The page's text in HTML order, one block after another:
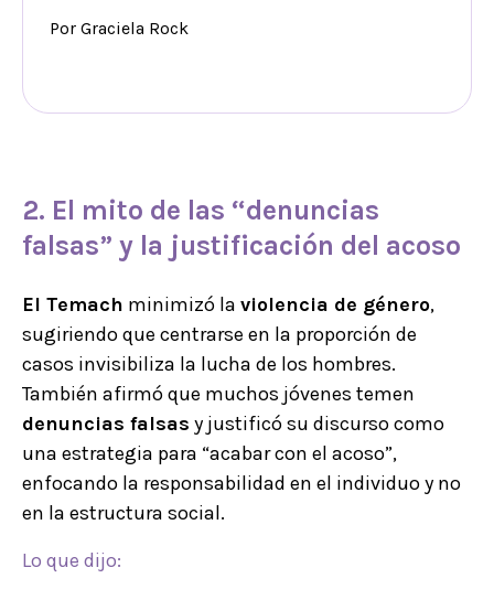
Por Graciela Rock
2. El mito de las “denuncias
falsas” y la justificación del acoso
El Temach minimizó la violencia de género,
sugiriendo que centrarse en la proporción de
casos invisibiliza la lucha de los hombres.
También afirmó que muchos jóvenes temen
denuncias falsas y justificó su discurso como
una estrategia para “acabar con el acoso”,
enfocando la responsabilidad en el individuo y no
en la estructura social.
Lo que dijo: